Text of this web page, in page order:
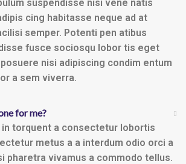
suspendisse nisi vene natis
cing habitasse neque ad at
semper. Potenti pen atibus
fusce sociosqu lobor tis eget
nisi adipiscing condim entum
a sem viverra.
for me?
in torquent a consectetur lobortis
metus a a interdum odio orci a
pharetra vivamus a commodo tellus.